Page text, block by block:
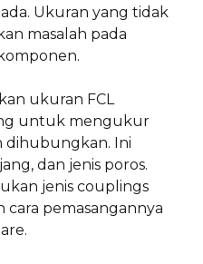
Ukuran yang tidak
masalah pada
ukuran FCL
untuk mengukur
dihubungkan. Ini
dan jenis poros.
jenis couplings
cara pemasangannya